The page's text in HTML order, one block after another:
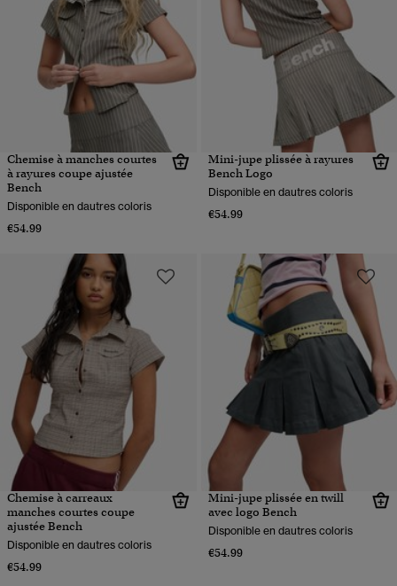
Chemise à manches courtes
à rayures coupe ajustée
Bench
Disponible en dautres coloris
€54.99
Mini-jupe plissée à rayures
Bench Logo
Disponible en dautres coloris
€54.99
Chemise à carreaux
manches courtes coupe
ajustée Bench
Disponible en dautres coloris
€54.99
Mini-jupe plissée en twill
avec logo Bench
Disponible en dautres coloris
€54.99